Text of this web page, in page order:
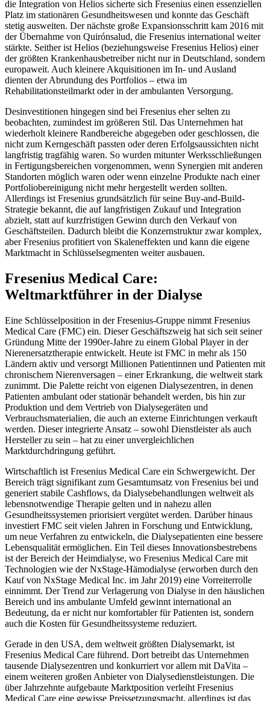
die Integration von Helios sicherte sich Fresenius einen essenziellen
Platz im stationären Gesundheitswesen und konnte das Geschäft
stetig ausweiten. Der nächste große Expansionsschritt kam 2016 mit
der Übernahme von Quirónsalud, die Fresenius international weiter
stärkte. Seither ist Helios (beziehungsweise Fresenius Helios) einer
der größten Krankenhausbetreiber nicht nur in Deutschland, sondern
europaweit. Auch kleinere Akquisitionen im In- und Ausland
dienten der Abrundung des Portfolios – etwa im
Rehabilitationsteilmarkt oder in der ambulanten Versorgung.
Desinvestitionen hingegen sind bei Fresenius eher selten zu
beobachten, zumindest im größeren Stil. Das Unternehmen hat
wiederholt kleinere Randbereiche abgegeben oder geschlossen, die
nicht zum Kerngeschäft passten oder deren Erfolgsaussichten nicht
langfristig tragfähig waren. So wurden mitunter Werksschließungen
in Fertigungsbereichen vorgenommen, wenn Synergien mit anderen
Standorten möglich waren oder wenn einzelne Produkte nach einer
Portfoliobereinigung nicht mehr hergestellt werden sollten.
Allerdings ist Fresenius grundsätzlich für seine Buy-and-Build-
Strategie bekannt, die auf langfristigen Zukauf und Integration
abzielt, statt auf kurzfristigen Gewinn durch den Verkauf von
Geschäftsteilen. Dadurch bleibt die Konzernstruktur zwar komplex,
aber Fresenius profitiert von Skaleneffekten und kann die eigene
Marktmacht in Schlüsselsegmenten weiter ausbauen.
Fresenius Medical Care:
Weltmarktführer in der Dialyse
Eine Schlüsselposition in der Fresenius-Gruppe nimmt Fresenius
Medical Care (FMC) ein. Dieser Geschäftszweig hat sich seit seiner
Gründung Mitte der 1990er-Jahre zu einem Global Player in der
Nierenersatztherapie entwickelt. Heute ist FMC in mehr als 150
Ländern aktiv und versorgt Millionen Patientinnen und Patienten mit
chronischem Nierenversagen – einer Erkrankung, die weltweit stark
zunimmt. Die Palette reicht von eigenen Dialysezentren, in denen
Patienten ambulant oder stationär behandelt werden, bis hin zur
Produktion und dem Vertrieb von Dialysegeräten und
Verbrauchsmaterialien, die auch an externe Einrichtungen verkauft
werden. Dieser integrierte Ansatz – sowohl Dienstleister als auch
Hersteller zu sein – hat zu einer unvergleichlichen
Marktdurchdringung geführt.
Wirtschaftlich ist Fresenius Medical Care ein Schwergewicht. Der
Bereich trägt signifikant zum Gesamtumsatz von Fresenius bei und
generiert stabile Cashflows, da Dialysebehandlungen weltweit als
lebensnotwendige Therapie gelten und in nahezu allen
Gesundheitssystemen priorisiert vergütet werden. Darüber hinaus
investiert FMC seit vielen Jahren in Forschung und Entwicklung,
um neue Verfahren zu entwickeln, die Dialysepatienten eine bessere
Lebensqualität ermöglichen. Ein Teil dieses Innovationsbestrebens
ist der Bereich der Heimdialyse, wo Fresenius Medical Care mit
Technologien wie der NxStage-Hämodialyse (erworben durch den
Kauf von NxStage Medical Inc. im Jahr 2019) eine Vorreiterrolle
einnimmt. Der Trend zur Verlagerung von Dialyse in den häuslichen
Bereich und ins ambulante Umfeld gewinnt international an
Bedeutung, da er nicht nur komfortabler für Patienten ist, sondern
auch die Kosten für Gesundheitssysteme reduziert.
Gerade in den USA, dem weltweit größten Dialysemarkt, ist
Fresenius Medical Care führend. Dort betreibt das Unternehmen
tausende Dialysezentren und konkurriert vor allem mit DaVita –
einem weiteren großen Anbieter von Dialysedienstleistungen. Die
über Jahrzehnte aufgebaute Marktposition verleiht Fresenius
Medical Care eine gewisse Preissetzungsmacht, allerdings ist das